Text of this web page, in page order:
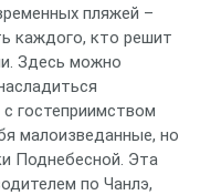
пляжей –
каждого, кто решит
Здесь можно
гостеприимством
малоизведанные, но
Поднебесной. Эта
по Чанлэ,